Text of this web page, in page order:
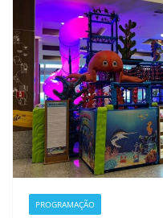
PROGRAMAÇÃO